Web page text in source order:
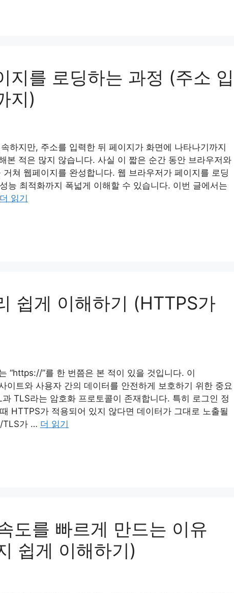
지를 로딩하는 과정 (주소 입
지)
하지만, 주소를 입력한 뒤 페이지가 화면에 나타나기까지
본 적은 많지 않습니다. 사실 이 짧은 순간 동안 브라우저와
쳐 웹페이지를 완성합니다. 웹 브라우저가 페이지를 로딩
능 최적화까지 폭넓게 이해할 수 있습니다. 이번 글에서는
더 읽기
쉽게 이해하기 (HTTPS가
“https://”를 한 번쯤은 본 적이 있을 것입니다. 이
이트와 사용자 간의 데이터를 안전하게 보호하기 위한 중요
TLS라는 암호화 프로토콜이 존재합니다. 특히 로그인 정
HTTPS가 적용되어 있지 않다면 데이터가 그대로 노출될
TLS가 … 더 읽기
도를 빠르게 만드는 이유
쉽게 이해하기)